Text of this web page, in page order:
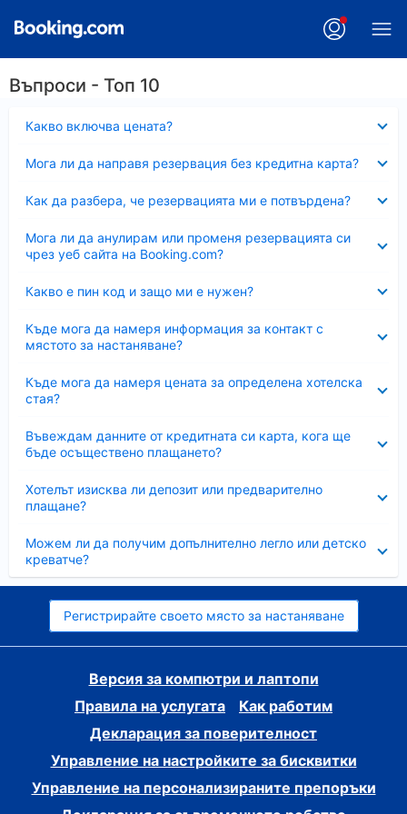
Въпроси - Топ 10
Какво включва цената?
Мога ли да направя резервация без кредитна карта?
Как да разбера, че резервацията ми е потвърдена?
Мога ли да анулирам или променя резервацията си
чрез уеб сайта на Booking.com?
Какво е пин код и защо ми е нужен?
Къде мога да намеря информация за контакт с
мястото за настаняване?
Къде мога да намеря цената за определена хотелска
стая?
Въвеждам данните от кредитната си карта, кога ще
бъде осъществено плащането?
Хотелът изисква ли депозит или предварително
плащане?
Можем ли да получим допълнително легло или детско
креватче?
Регистрирайте своето място за настаняване
Версия за компютри и лаптопи
Правила на услугата
Как работим
Декларация за поверителност
Управление на настройките за бисквитки
Управление на персонализираните препоръки